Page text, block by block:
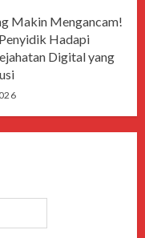
Makin Mengancam!
Hadapi
Digital yang